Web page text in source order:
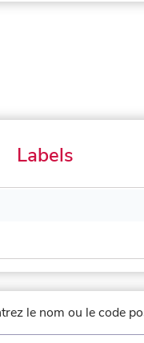
Labels
le nom ou le code